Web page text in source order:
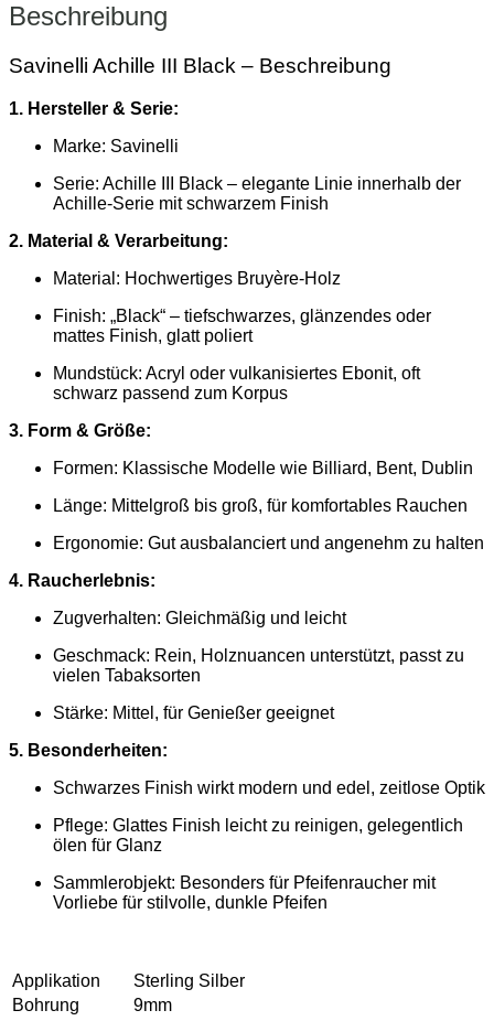
Beschreibung
Savinelli Achille III Black – Beschreibung
1. Hersteller & Serie:
Marke: Savinelli
Serie: Achille III Black – elegante Linie innerhalb der
Achille-Serie mit schwarzem Finish
2. Material & Verarbeitung:
Material: Hochwertiges Bruyère-Holz
Finish: „Black“ – tiefschwarzes, glänzendes oder
mattes Finish, glatt poliert
Mundstück: Acryl oder vulkanisiertes Ebonit, oft
schwarz passend zum Korpus
3. Form & Größe:
Formen: Klassische Modelle wie Billiard, Bent, Dublin
Länge: Mittelgroß bis groß, für komfortables Rauchen
Ergonomie: Gut ausbalanciert und angenehm zu halten
4. Raucherlebnis:
Zugverhalten: Gleichmäßig und leicht
Geschmack: Rein, Holznuancen unterstützt, passt zu
vielen Tabaksorten
Stärke: Mittel, für Genießer geeignet
5. Besonderheiten:
Schwarzes Finish wirkt modern und edel, zeitlose Optik
Pflege: Glattes Finish leicht zu reinigen, gelegentlich
ölen für Glanz
Sammlerobjekt: Besonders für Pfeifenraucher mit
Vorliebe für stilvolle, dunkle Pfeifen
Applikation
Sterling Silber
Bohrung
9mm